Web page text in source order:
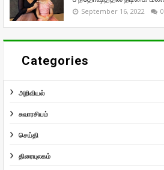
September 16, 2022 0
Categories
அறிவியல்
சுவாரசியம்
செய்தி
திரையுலகம்